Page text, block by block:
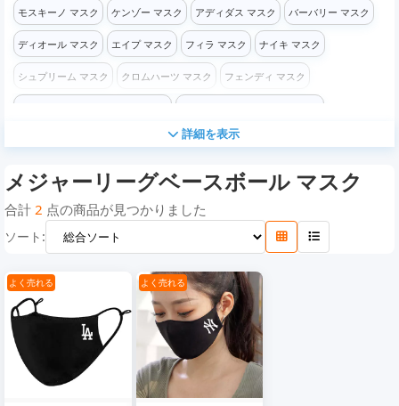
モスキーノ マスク ケンゾー マスク アディダス マスク バーバリー マスク
ディオール マスク エイプ マスク フィラ マスク ナイキ マスク
シュプリーム マスク クロムハーツ マスク フェンディ マスク
チャンピオン マスク オフホワイト マスク
G-Dragon マスク メジャーリーグベースボール マスク その他 マスク
プーマ マスク クリスチャン ルブタン マスク
エアジョーダン マスク ザ・ノース・フェイス マスク
ドラえもん マスク パレス マスク
エムシーエム マスク ヴェルサーチ マスク ヴァンズ マスク
セリーヌ マスク
詳細を表示
メジャーリーグベースボール マスク
合計 2 点の商品が見つかりました
ソート:
よく売れる よく売れる